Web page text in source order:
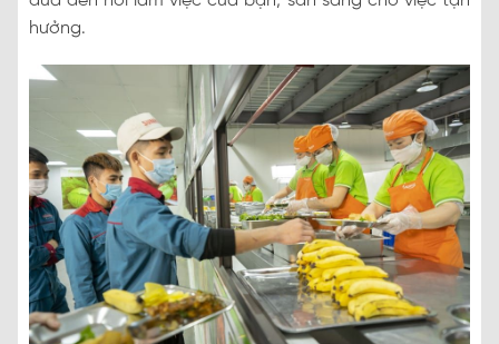
hưởng.